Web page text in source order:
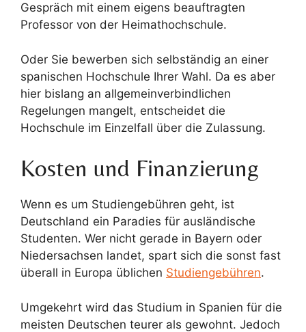
Gespräch mit einem eigens beauftragten
Professor von der Heimathochschule.
Oder Sie bewerben sich selbständig an einer
spanischen Hochschule Ihrer Wahl. Da es aber
hier bislang an allgemeinverbindlichen
Regelungen mangelt, entscheidet die
Hochschule im Einzelfall über die Zulassung.
Kosten und Finanzierung
Wenn es um Studiengebühren geht, ist
Deutschland ein Paradies für ausländische
Studenten. Wer nicht gerade in Bayern oder
Niedersachsen landet, spart sich die sonst fast
überall in Europa üblichen Studiengebühren.
Umgekehrt wird das Studium in Spanien für die
meisten Deutschen teurer als gewohnt. Jedoch